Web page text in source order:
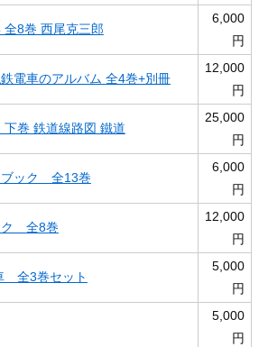
全8巻 西尾克三郎
6,000
円
電車のアルバム 全4巻+別冊
12,000
円
巻 鉄道線路図 鐵道
25,000
円
ブック 全13巻
6,000
円
ク 全8巻
12,000
円
全3巻セット
5,000
円
5,000
円